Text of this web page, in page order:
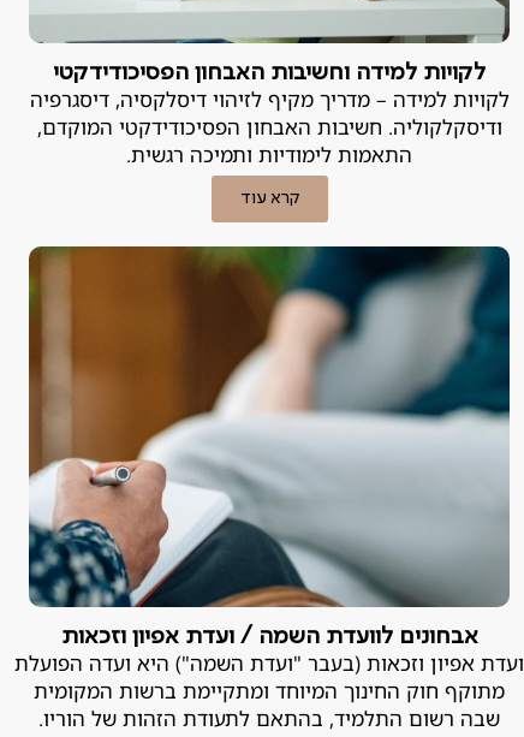
לקויות למידה וחשיבות האבחון הפסיכודידקטי
לקויות למידה – מדריך מקיף לזיהוי דיסלקסיה, דיסגרפיה
ודיסקלקוליה. חשיבות האבחון הפסיכודידקטי המוקדם,
התאמות לימודיות ותמיכה רגשית.
קרא עוד
אבחונים לוועדת השמה / ועדת אפיון וזכאות
ועדת אפיון וזכאות (בעבר "ועדת השמה") היא ועדה הפועלת
מתוקף חוק החינוך המיוחד ומתקיימת ברשות המקומית
שבה רשום התלמיד, בהתאם לתעודת הזהות של הוריו.